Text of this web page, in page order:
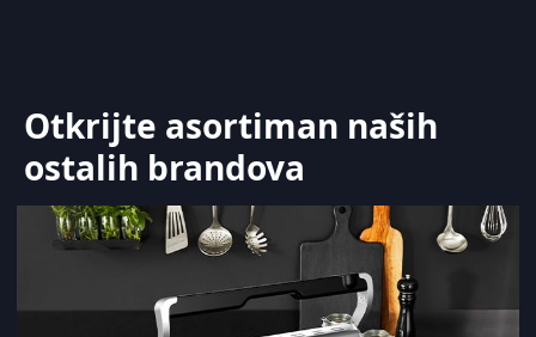
Otkrijte asortiman naših
ostalih brandova